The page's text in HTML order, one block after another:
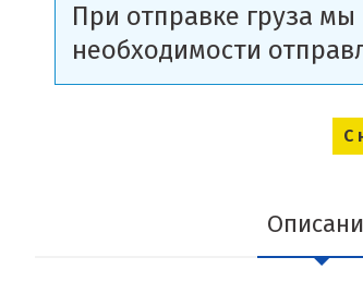
При отправке груза
необходимости
С